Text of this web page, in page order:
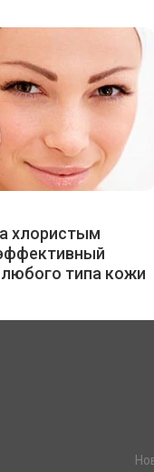
хлористым
типа кожи